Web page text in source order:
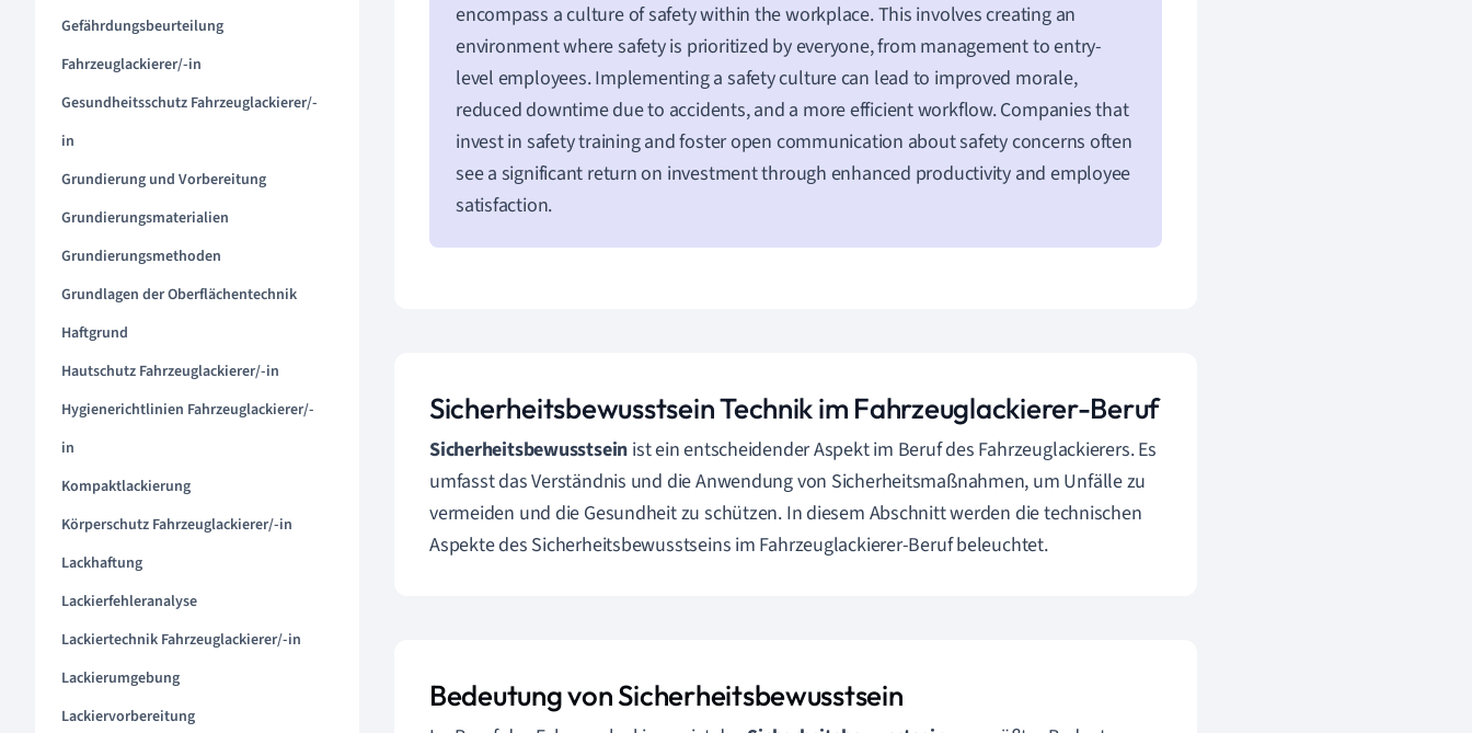
Gefährdungsbeurteilung
Fahrzeuglackierer/-in
Gesundheitsschutz Fahrzeuglackierer/-
in
Grundierung und Vorbereitung
Grundierungsmaterialien
Grundierungsmethoden
Grundlagen der Oberflächentechnik
Haftgrund
Hautschutz Fahrzeuglackierer/-in
Hygienerichtlinien Fahrzeuglackierer/-
in
Kompaktlackierung
Körperschutz Fahrzeuglackierer/-in
Lackhaftung
Lackierfehleranalyse
Lackiertechnik Fahrzeuglackierer/-in
Lackierumgebung
Lackiervorbereitung
encompass a culture of safety within the workplace. This involves creating an
environment where safety is prioritized by everyone, from management to entry-
level employees. Implementing a safety culture can lead to improved morale,
reduced downtime due to accidents, and a more efficient workflow. Companies that
invest in safety training and foster open communication about safety concerns often
see a significant return on investment through enhanced productivity and employee
satisfaction.
Sicherheitsbewusstsein Technik im Fahrzeuglackierer-Beruf
Sicherheitsbewusstsein ist ein entscheidender Aspekt im Beruf des Fahrzeuglackierers. Es
umfasst das Verständnis und die Anwendung von Sicherheitsmaßnahmen, um Unfälle zu
vermeiden und die Gesundheit zu schützen. In diesem Abschnitt werden die technischen
Aspekte des Sicherheitsbewusstseins im Fahrzeuglackierer-Beruf beleuchtet.
Bedeutung von Sicherheitsbewusstsein